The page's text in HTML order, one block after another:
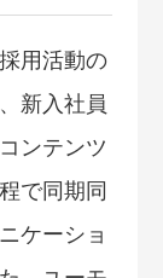
用活動の
新入社員
ンテンツ
で同期同
ケーショ